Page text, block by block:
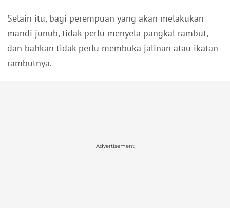
Selain itu, bagi perempuan yang akan melakukan
mandi junub, tidak perlu menyela pangkal rambut,
dan bahkan tidak perlu membuka jalinan atau ikatan
rambutnya.
Advertisement